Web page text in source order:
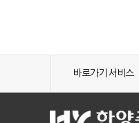
바로가기 서비스